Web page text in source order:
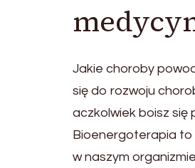
Jakie choroby
się do rozwoju
aczkolwiek boisz
Bioenergoterapia to
w naszym